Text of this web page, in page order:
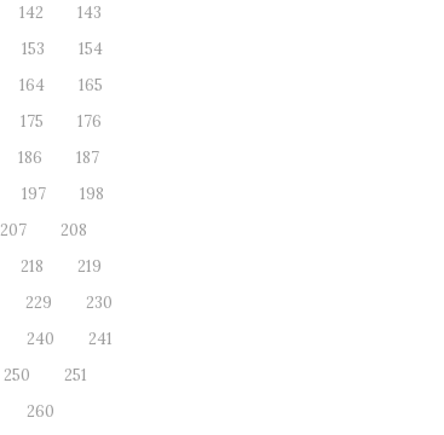
142
143
153
154
164
165
175
176
186
187
197
198
207
208
218
219
229
230
240
241
250
251
260